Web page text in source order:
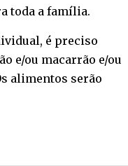
toda a família.
é preciso
e/ou macarrão e/ou
alimentos serão